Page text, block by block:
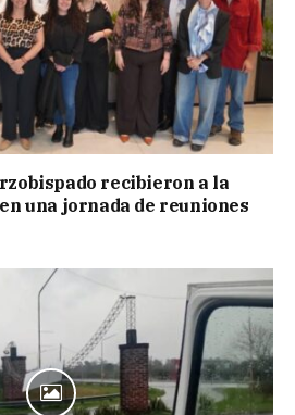
recibieron a la
una jornada de reuniones